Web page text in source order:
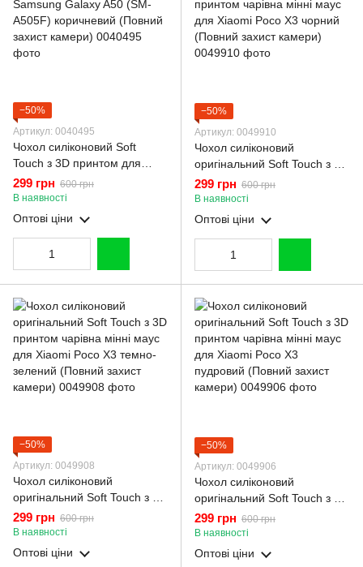
−50%
Артикул: 0040495
Чохол силіконовий Soft
Touch з 3D принтом для
Samsung Galaxy A50 (SM-
A505F) коричневий (Повний
захист камери)
299 грн 600 грн
В наявності
Оптові ціни
−50%
Артикул: 0049910
Чохол силіконовий
оригінальний Soft Touch з 3D
принтом чарівна мінні маус
для Xiaomi Poco X3 чорний
(Повний захист камери)
299 грн 600 грн
В наявності
Оптові ціни
−50%
Артикул: 0049908
Чохол силіконовий
оригінальний Soft Touch з 3D
принтом чарівна мінні маус
для Xiaomi Poco X3 темно-
зелений (Повний захист
299 грн 600 грн
В наявності
Оптові ціни
−50%
Артикул: 0049906
Чохол силіконовий
оригінальний Soft Touch з 3D
принтом чарівна мінні маус
для Xiaomi Poco X3
пудровий (Повний захист
299 грн 600 грн
В наявності
Оптові ціни